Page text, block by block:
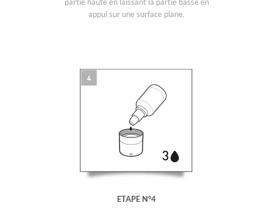
partie haute en laissant la partie basse en
appui sur une surface plane.
ETAPE N°4